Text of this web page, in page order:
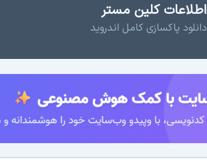
اطلاعات کلین مستر
دانلود پاکسازی کامل اندروید